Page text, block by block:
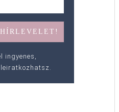
ingyenes,